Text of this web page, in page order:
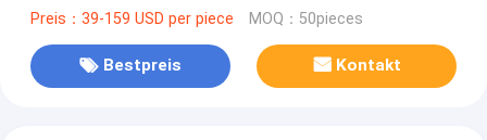
Acrylpapier Kosmetik-Display-Stand
Preis：39-159 USD per piece MOQ：50pieces
Bestpreis Kontakt